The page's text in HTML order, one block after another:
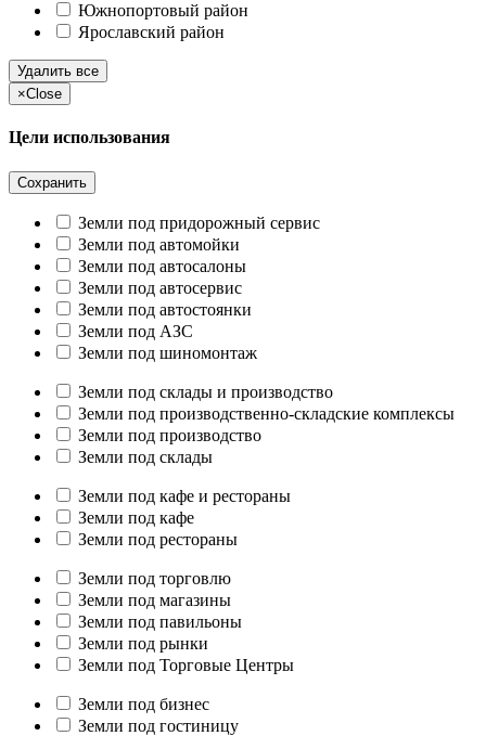
Южнопортовый район
Ярославский район
Удалить все
×Close
Цели использования
Сохранить
Земли под придорожный сервис
Земли под автомойки
Земли под автосалоны
Земли под автосервис
Земли под автостоянки
Земли под АЗС
Земли под шиномонтаж
Земли под склады и производство
Земли под производственно-складские комплексы
Земли под производство
Земли под склады
Земли под кафе и рестораны
Земли под кафе
Земли под рестораны
Земли под торговлю
Земли под магазины
Земли под павильоны
Земли под рынки
Земли под Торговые Центры
Земли под бизнес
Земли под гостиницу